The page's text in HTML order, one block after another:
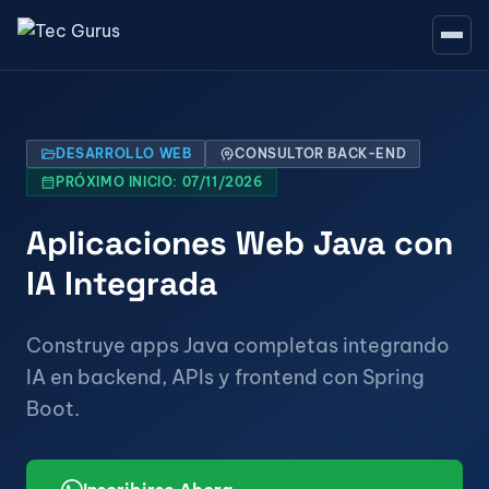
folder_openDESARROLLO WEB psychologyCONSULTOR BACK-END
calendar_month PRÓXIMO INICIO: 07/11/2026
Aplicaciones Web Java con
IA Integrada
Construye apps Java completas integrando
IA en backend, APIs y frontend con Spring
Boot.